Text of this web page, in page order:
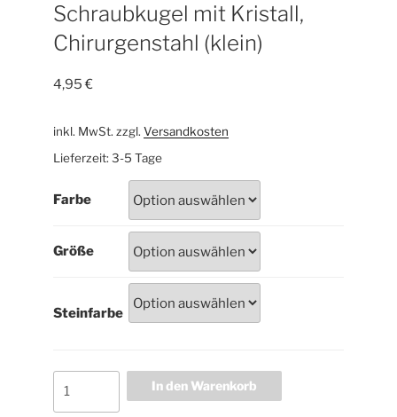
Schraubkugel mit Kristall,
Chirurgenstahl (klein)
4,95€
inkl. MwSt. zzgl. Versandkosten
Lieferzeit: 3-5 Tage
Farbe
Größe
Steinfarbe
In den Warenkorb